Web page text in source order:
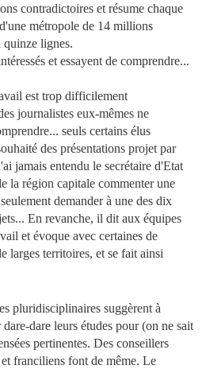
contradictoires et résume chaque
métropole de 14 millions
lignes.
et essayent de comprendre...
est trop difficilement
journalistes eux-mêmes ne
seuls certains élus
des présentations projet par
jamais entendu le secrétaire d'Etat
la région capitale commenter une
demander à une des dix
En revanche, il dit aux équipes
et évoque avec certaines de
larges territoires, et se fait ainsi
pluridisciplinaires suggèrent à
dare leurs études pour (on ne sait
pertinentes. Des conseillers
franciliens font de même. Le